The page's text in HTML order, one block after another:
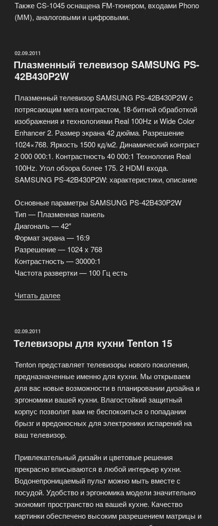
Также CS-1045 оснащена FM-тюнером, входами Phono
(ММ), аналоговыми и цифровыми.
ОПУБЛИКОВАНО
02.09.2011
Плазменный телевизор SAMSUNG PS-
42B430P2W
Плазменный телевизор SAMSUNG PS-42B430P2W c
потрясающим мега контрастом, 18-битной обработкой
изображения и технологиями Real 100Hz и Wide Color
Enhancer 2. Размер экрана 42 дюйма. Разрешение
1024×768. Яркость 1500 кд/м2. Динамический контраст
2 000 000:1. Контрастность 40 000:1 Технология Real
100Hz. Угол обзора более 175. 2 HDMI входа.
SAMSUNG PS-42B430P2W: характеристики, описание
Основные параметры SAMSUNG PS-42B430P2W
Тип — Плазменная панель
Диагональ — 42″
Формат экрана — 16:9
Разрешение — 1024 х 768
Контрастность — 30000:1
Частота развертки — 100 Гц есть
Читать далее
42B430P2W»
ОПУБЛИКОВАНО
02.09.2011
Телевизоры для кухни Tenton 15
Tenton представляет телевизоры нового поколения,
предназначенные именно для кухни. Мы открываем
для вас новые возможности в планировании дизайна и
эргономики вашей кухни. Влагостойкий защитный
корпус позволит вам не беспокоиться о попадании
брызг и вредоносных для электроники испарений на
ваш телевизор.
Привлекательный дизайн и цветовые решения
прекрасно вписываются в любой интерьер кухни.
Водонепроницаемый пульт можно мыть вместе с
посудой. Удобство и эргономика модели значительно
экономит пространство на вашей кухне. Качество
картинки обеспечено высоким разрешением матрицы и